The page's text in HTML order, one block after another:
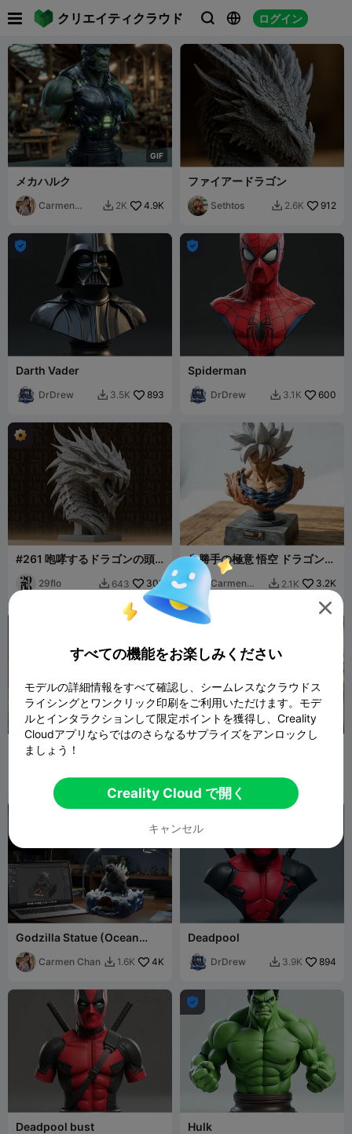
クリエイティクラウド   ログイン
 
GIF
メカハルク
Carmen
 2K 4.9K
ファイアードラゴン
Sethtos  2.6K 912

Darth Vader
DrDrew  3.5K 893

Spiderman
DrDrew  3.1K 600
#261 咆哮するドラゴンの頭
29flo  643 305
身勝手の極意 悟空 ドラゴンボ
ールスーパー
Carmen
 2.1K 3.2K
G IF
Alien X bust v01
Chan
Godzilla Statue (Ocean
Version)
Carmen Chan  1.6K 4K

Deadpool
DrDrew  3.9K 894
Deadpool bust

Hulk

すべての機能をお楽しみください
モデルの詳細情報をすべて確認し、シームレスなクラウドス
ライシングとワンクリック印刷をご利用いただけます。モデ
ルとインタラクションして限定ポイントを獲得し、Creality
Cloudアプリならではのさらなるサプライズをアンロックし
ましょう！
Creality Cloud で開く
キャンセル